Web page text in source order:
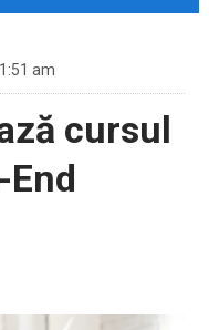
am
cursul